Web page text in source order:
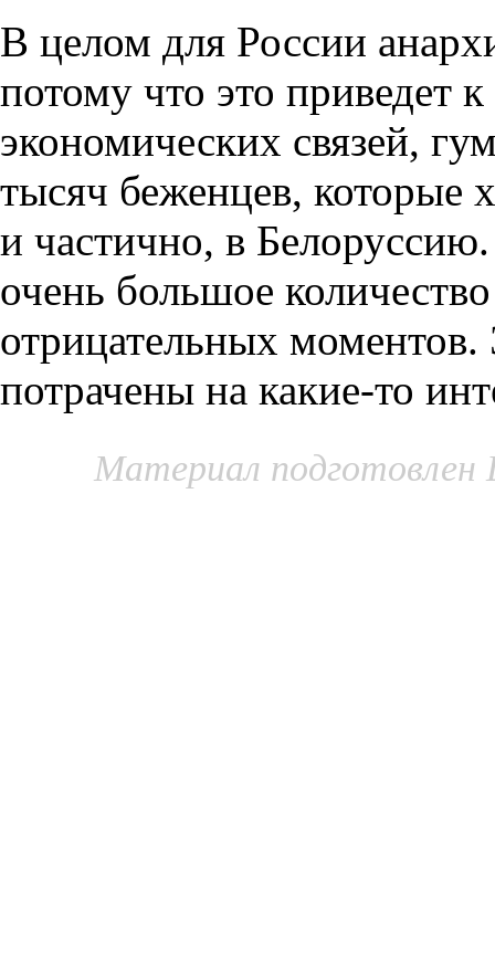
В целом для России
потому что это приведет
экономических связей,
тысяч беженцев, которые
и частично, в
очень большое
отрицательных
потрачены на какие-то
Материал подготовлен